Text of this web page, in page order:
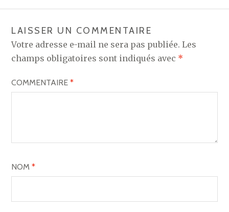
LAISSER UN COMMENTAIRE
Votre adresse e-mail ne sera pas publiée. Les
champs obligatoires sont indiqués avec *
COMMENTAIRE*
NOM*